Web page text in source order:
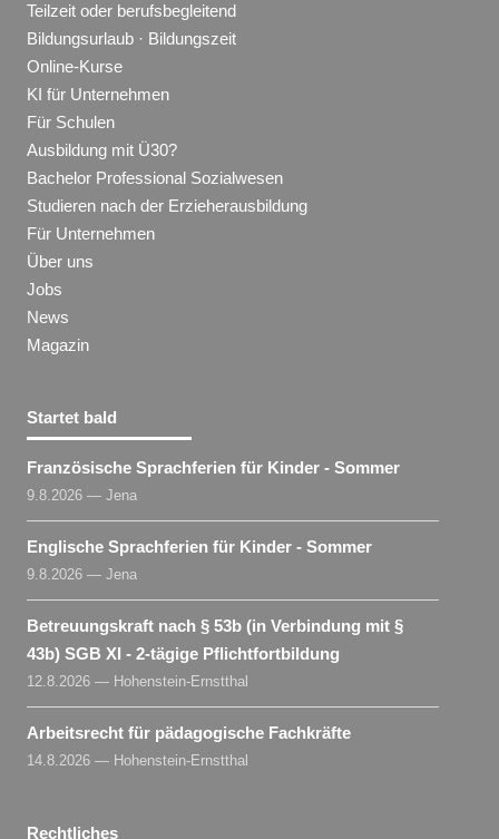
Teilzeit oder berufsbegleitend
Bildungsurlaub · Bildungszeit
Online-Kurse
KI für Unternehmen
Für Schulen
Ausbildung mit Ü30?
Bachelor Professional Sozialwesen
Studieren nach der Erzieherausbildung
Für Unternehmen
Über uns
Jobs
News
Magazin
Startet bald
Französische Sprachferien für Kinder - Sommer
9.8.2026 — Jena
Englische Sprachferien für Kinder - Sommer
9.8.2026 — Jena
Betreuungskraft nach § 53b (in Verbindung mit §
43b) SGB XI - 2-tägige Pflichtfortbildung
12.8.2026 — Hohenstein-Ernstthal
Arbeitsrecht für pädagogische Fachkräfte
14.8.2026 — Hohenstein-Ernstthal
Rechtliches